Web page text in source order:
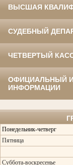
ВЫСШАЯ
СУДЕБНЫЙ
ЧЕТВЕРТЫЙ
ОФИЦИАЛЬНЫЙ
ИНФОРМАЦИИ
Понедельник-четверг
Пятница
Суббота-воскресенье